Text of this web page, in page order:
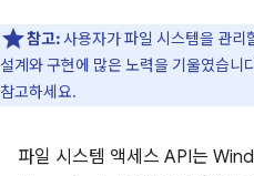
참고: 사용자가 파일 시스템을 관리
설계와 구현에 많은 노력을 기울였습니
참고하세요.
파일 시스템 액세스 API는